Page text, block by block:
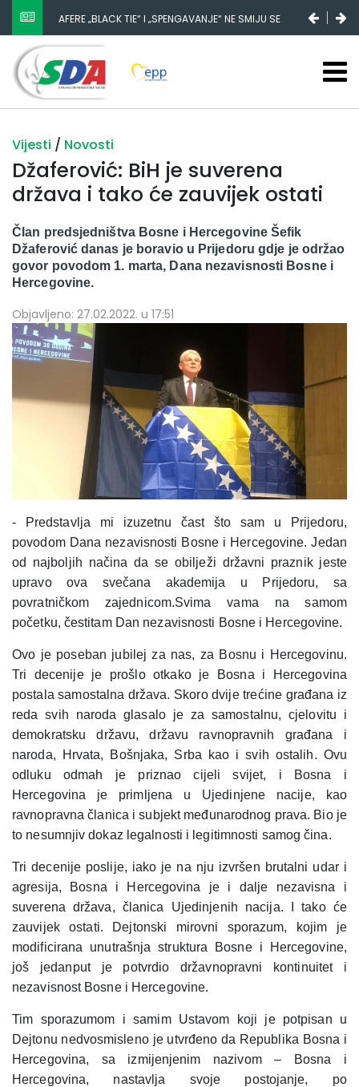
AFERE „BLACK TIE“ I „SPENGAVANJE“ NE SMIJU SE
ZATAŠKATI
Vijesti / Novosti
Džaferović: BiH je suverena
država i tako će zauvijek ostati
Član predsjedništva Bosne i Hercegovine Šefik
Džaferović danas je boravio u Prijedoru gdje je održao
govor povodom 1. marta, Dana nezavisnosti Bosne i
Hercegovine.
Objavljeno: 27.02.2022. u 17:51
- Predstavlja mi izuzetnu čast što sam u Prijedoru,
povodom Dana nezavisnosti Bosne i Hercegovine. Jedan
od najboljih načina da se obilježi državni praznik jeste
upravo ova svečana akademija u Prijedoru, sa
povratničkom zajednicom.Svima vama na samom
početku, čestitam Dan nezavisnosti Bosne i Hercegovine.
Ovo je poseban jubilej za nas, za Bosnu i Hercegovinu.
Tri decenije je prošlo otkako je Bosna i Hercegovina
postala samostalna država. Skoro dvije trećine građana iz
reda svih naroda glasalo je za samostalnu, cjelovitu i
demokratsku državu, državu ravnopravnih građana i
naroda, Hrvata, Bošnjaka, Srba kao i svih ostalih. Ovu
odluku odmah je priznao cijeli svijet, i Bosna i
Hercegovina je primljena u Ujedinjene nacije, kao
ravnopravna članica i subjekt međunarodnog prava. Bio je
to nesumnjiv dokaz legalnosti i legitimnosti samog čina.
Tri decenije poslije, iako je na nju izvršen brutalni udar i
agresija, Bosna i Hercegovina je i dalje nezavisna i
suverena država, članica Ujedinjenih nacija. I tako će
zauvijek ostati. Dejtonski mirovni sporazum, kojim je
modificirana unutrašnja struktura Bosne i Hercegovine,
još jedanput je potvrdio državnopravni kontinuitet i
nezavisnost Bosne i Hercegovine.
Tim sporazumom i samim Ustavom koji je potpisan u
Dejtonu nedvosmisleno je utvrđeno da Republika Bosna i
Hercegovina, sa izmijenjenim nazivom – Bosna i
Hercegovina, nastavlja svoje postojanje, po